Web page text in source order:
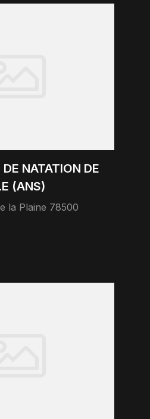
NATATION DE
(ANS)
la Plaine 78500